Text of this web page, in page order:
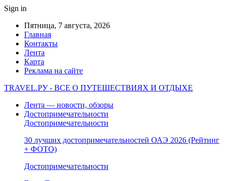
Sign in
Пятница, 7 августа, 2026
Главная
Контакты
Лента
Карта
Реклама на сайте
TRAVEL.РУ - ВСЕ О ПУТЕШЕСТВИЯХ И ОТДЫХЕ
Лента — новости, обзоры
Достопримечательности
Достопримечательности
30 лучших достопримечательностей ОАЭ 2026 (Рейтинг
+ ФОТО)
Достопримечательности